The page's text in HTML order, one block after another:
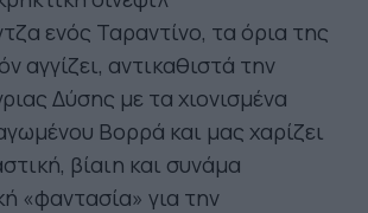
ενός Ταραντίνο, τα όρια της
αγγίζει, αντικαθιστά την
Δύσης με τα χιονισμένα
Βορρά και μας χαρίζει
βίαιη και συνάμα
«φαντασία» για την